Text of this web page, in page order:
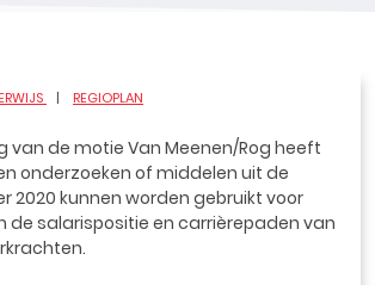
REGIOPLAN
van de motie Van Meenen/Rog heeft
onderzoeken of middelen uit de
2020 kunnen worden gebruikt voor
de salarispositie en carrièrepaden van